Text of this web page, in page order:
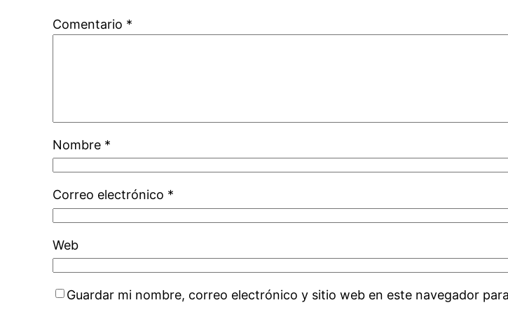
Comentario *
Nombre *
Correo electrónico *
Web
Guardar mi nombre, correo electrónico y sitio web en este navegador